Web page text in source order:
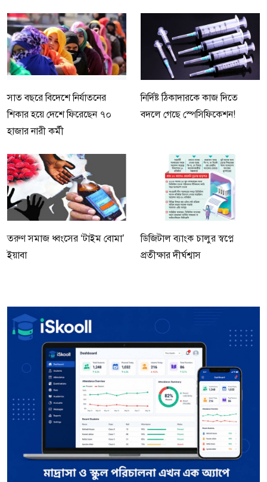
সাত বছরে বিদেশে নির্যাতনের
শিকার হয়ে দেশে ফিরেছেন ৭০
হাজার নারী কর্মী
নির্দিষ্ট ঠিকাদারকে কাজ দিতে
বদলে গেছে স্পেসিফিকেশন!
তরুণ সমাজ ধ্বংসের ‘টাইম বোমা’
ইয়াবা
ডিজিটাল ব্যাংক চালুর স্বপ্নে
প্রতীক্ষার দীর্ঘশ্বাস